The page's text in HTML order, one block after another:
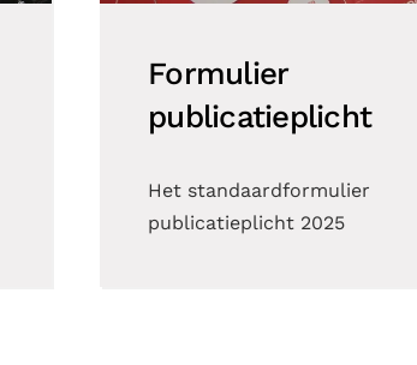
Formulier
publicatieplicht
Het standaardformulier
publicatieplicht 2025